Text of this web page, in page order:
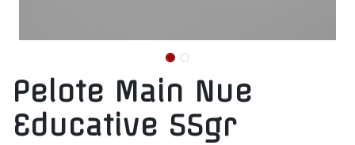
Pelote Main Nue
Educative 55gr